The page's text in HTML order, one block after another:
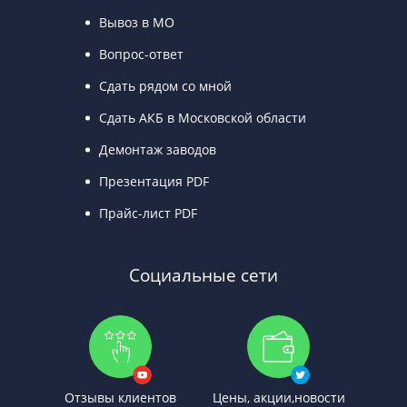
Вывоз в МО
Вопрос-ответ
Сдать рядом со мной
Сдать АКБ в Московской области
Демонтаж заводов
Презентация PDF
Прайс-лист PDF
Социальные сети
Отзывы клиентов Цены, акции,новости